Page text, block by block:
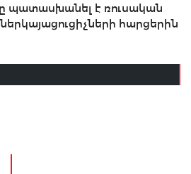
պատասխանել է ռուսական
հարցերին